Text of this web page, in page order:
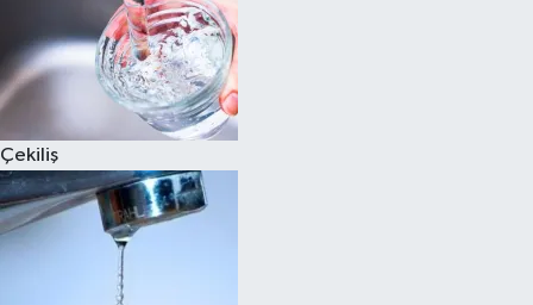
Çekiliş